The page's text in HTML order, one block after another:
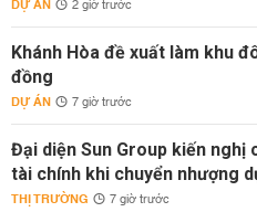
DỰ ÁN 2 giờ trước
Khánh Hòa đề xuất làm khu
đồng
DỰ ÁN 7 giờ trước
Đại diện Sun Group kiến nghị
tài chính khi chuyển nhượng
THỊ TRƯỜNG 7 giờ trước